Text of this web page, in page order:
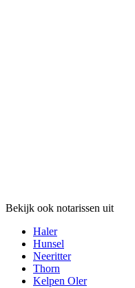
Bekijk ook notarissen uit
Haler
Hunsel
Neeritter
Thorn
Kelpen Oler